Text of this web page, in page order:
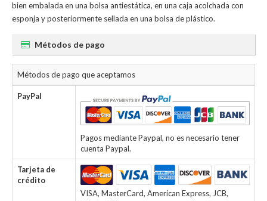
bien embalada en una bolsa antiestática, en una caja acolchada con
esponja y posteriormente sellada en una bolsa de plástico.
Métodos de pago
Métodos de pago que aceptamos
PayPal
Pagos mediante Paypal, no es necesario tener
cuenta Paypal.
Tarjeta de
crédito
VISA, MasterCard, American Express, JCB,